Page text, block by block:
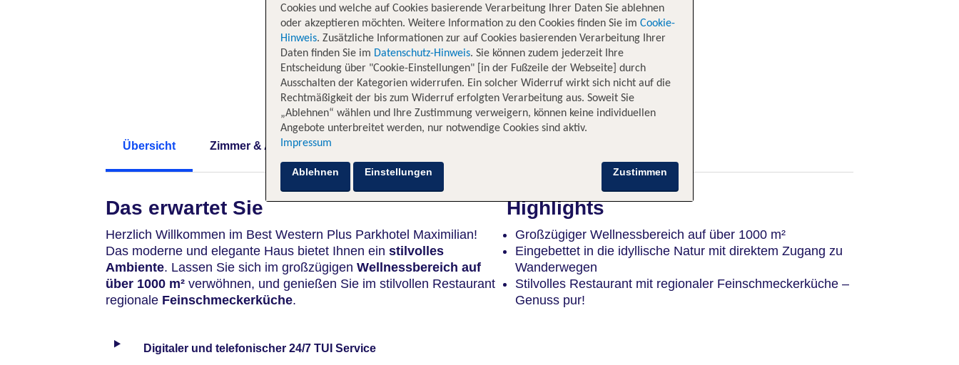
Übersicht Zimmer & Angebote
Das erwartet Sie
Herzlich Willkommen im Best Western Plus Parkhotel Maximilian!
Das moderne und elegante Haus bietet Ihnen ein stilvolles
Ambiente. Lassen Sie sich im großzügigen Wellnessbereich auf
über 1000 m² verwöhnen, und genießen Sie im stilvollen Restaurant
regionale Feinschmeckerküche.
Highlights
Großzügiger Wellnessbereich auf über 1000 m²
Eingebettet in die idyllische Natur mit direktem Zugang zu
Wanderwegen
Stilvolles Restaurant mit regionaler Feinschmeckerküche –
Genuss pur!
Digitaler und telefonischer 24/7 TUI Service
Cookies und welche auf Cookies basierende Verarbeitung Ihrer Daten Sie ablehnen
oder akzeptieren möchten. Weitere Information zu den Cookies finden Sie im Cookie-
Hinweis. Zusätzliche Informationen zur auf Cookies basierenden Verarbeitung Ihrer
Daten finden Sie im Datenschutz-Hinweis. Sie können zudem jederzeit Ihre
Entscheidung über "Cookie-Einstellungen" [in der Fußzeile der Webseite] durch
Ausschalten der Kategorien widerrufen. Ein solcher Widerruf wirkt sich nicht auf die
Rechtmäßigkeit der bis zum Widerruf erfolgten Verarbeitung aus. Soweit Sie
„Ablehnen“ wählen und Ihre Zustimmung verweigern, können keine individuellen
Angebote unterbreitet werden, nur notwendige Cookies sind aktiv.
Impressum
Zustimmen
Ablehnen Einstellungen